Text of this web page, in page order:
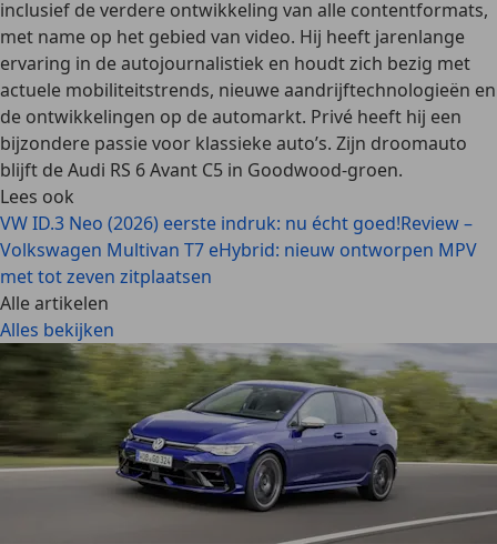
inclusief de verdere ontwikkeling van alle contentformats,
met name op het gebied van video. Hij heeft jarenlange
ervaring in de autojournalistiek en houdt zich bezig met
actuele mobiliteitstrends, nieuwe aandrijftechnologieën en
de ontwikkelingen op de automarkt. Privé heeft hij een
bijzondere passie voor klassieke auto’s. Zijn droomauto
blijft de Audi RS 6 Avant C5 in Goodwood-groen.
Lees ook
VW ID.3 Neo (2026) eerste indruk: nu écht goed!Review –
Volkswagen Multivan T7 eHybrid: nieuw ontworpen MPV
met tot zeven zitplaatsen
Alle artikelen
Alles bekijken